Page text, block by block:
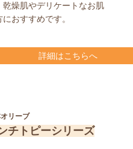
乾燥肌やデリケート なお肌
におすすめです。
詳細はこちらへ
オリーブ
チトピーシリーズ